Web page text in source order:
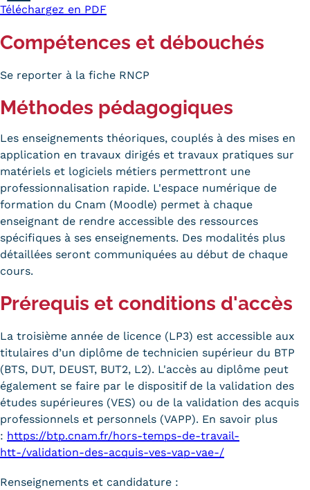
Téléchargez en PDF
Compétences et débouchés
Se reporter à la fiche RNCP
Méthodes pédagogiques
Les enseignements théoriques, couplés à des mises en
application en travaux dirigés et travaux pratiques sur
matériels et logiciels métiers permettront une
professionnalisation rapide. L'espace numérique de
formation du Cnam (Moodle) permet à chaque
enseignant de rendre accessible des ressources
spécifiques à ses enseignements. Des modalités plus
détaillées seront communiquées au début de chaque
cours.
Prérequis et conditions d'accès
La troisième année de licence (LP3) est accessible aux
titulaires d’un diplôme de technicien supérieur du BTP
(BTS, DUT, DEUST, BUT2, L2). L'accès au diplôme peut
également se faire par le dispositif de la validation des
études supérieures (VES) ou de la validation des acquis
professionnels et personnels (VAPP). En savoir plus
: https://btp.cnam.fr/hors-temps-de-travail-
htt-/validation-des-acquis-ves-vap-vae-/
Renseignements et candidature :